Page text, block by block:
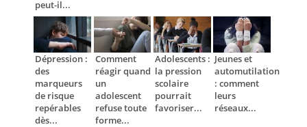
peut-il...
Dépression :
des
marqueurs
de risque
repérables
dès...
Comment
réagir quand
un
adolescent
refuse toute
forme...
Adolescents :
la pression
scolaire
pourrait
favoriser...
Jeunes et
automutilation
: comment
leurs
réseaux...